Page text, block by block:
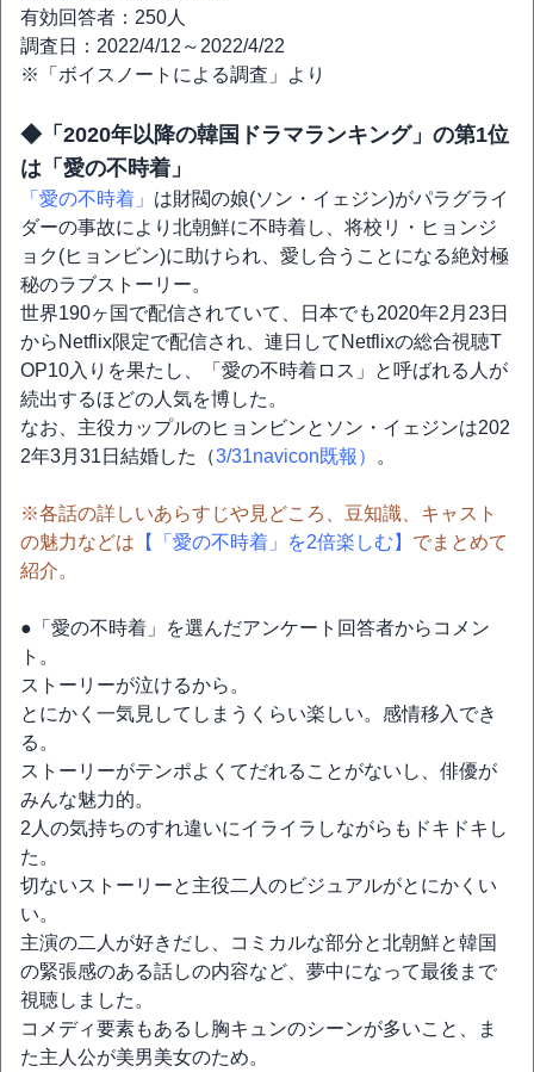
有効回答者：250人
調査日：2022/4/12～2022/4/22
※「ボイスノートによる調査」より
◆「2020年以降の韓国ドラマランキング」の第1位
は「愛の不時着」
「愛の不時着」 は財閥の娘(ソン・イェジン)がパラグライ
ダーの事故により北朝鮮に不時着し、将校リ・ヒョンジ
ョク(ヒョンビン)に助けられ、愛し合うことになる絶対極
秘のラブストーリー。
世界190ヶ国で配信されていて、日本でも2020年2月23日
からNetflix限定で配信され、連日してNetflixの総合視聴T
OP10入りを果たし、「愛の不時着ロス」と呼ばれる人が
続出するほどの人気を博した。
なお、主役カップルのヒョンビンとソン・イェジンは202
2年3月31日結婚した（3/31navicon既報） 。
※各話の詳しいあらすじや見どころ、豆知識、キャスト
の魅力などは 【「愛の不時着」を2倍楽しむ】 でまとめて
紹介。
●「愛の不時着」を選んだアンケート回答者からコメン
ト。
ストーリーが泣けるから。
とにかく一気見してしまうくらい楽しい。感情移入でき
る。
ストーリーがテンポよくてだれることがないし、俳優が
みんな魅力的。
2人の気持ちのすれ違いにイライラしながらもドキドキし
た。
切ないストーリーと主役二人のビジュアルがとにかくい
い。
主演の二人が好きだし、コミカルな部分と北朝鮮と韓国
の緊張感のある話しの内容など、夢中になって最後まで
視聴しました。
コメディ要素もあるし胸キュンのシーンが多いこと、ま
た主人公が美男美女のため。